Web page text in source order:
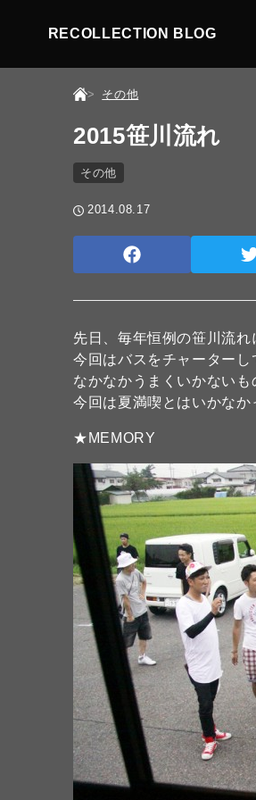
RECOLLECTION BLOG
その他
2015笹川流れ
その他
2014.08.17
先日、毎年恒例の笹川流れ
今回はバスをチャーター
なかなかうまくいかないも
今回は夏満喫とはいかなか
★MEMORY